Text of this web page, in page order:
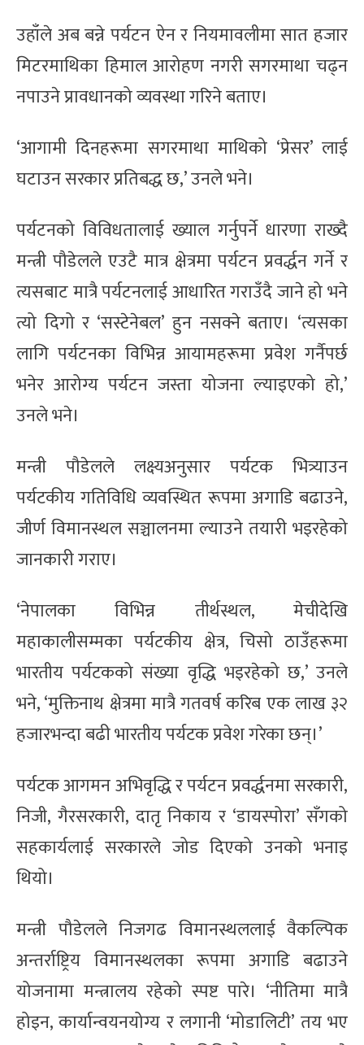
उहाँले अब बन्ने पर्यटन ऐन र नियमावलीमा सात हजार
मिटरमाथिका हिमाल आरोहण नगरी सगरमाथा चढ्न
नपाउने प्रावधानको व्यवस्था गरिने बताए।
‘आगामी दिनहरूमा सगरमाथा माथिको ‘प्रेसर’ लाई
घटाउन सरकार प्रतिबद्ध छ,’ उनले भने।
पर्यटनको विविधतालाई ख्याल गर्नुपर्ने धारणा राख्दै
मन्त्री पौडेलले एउटै मात्र क्षेत्रमा पर्यटन प्रवर्द्धन गर्ने र
त्यसबाट मात्रै पर्यटनलाई आधारित गराउँदै जाने हो भने
त्यो दिगो र ‘सस्टेनेबल’ हुन नसक्ने बताए। ‘त्यसका
लागि पर्यटनका विभिन्न आयामहरूमा प्रवेश गर्नैपर्छ
भनेर आरोग्य पर्यटन जस्ता योजना ल्याइएको हो,’
उनले भने।
मन्त्री पौडेलले लक्ष्यअनुसार पर्यटक भित्र्याउन
पर्यटकीय गतिविधि व्यवस्थित रूपमा अगाडि बढाउने,
जीर्ण विमानस्थल सञ्चालनमा ल्याउने तयारी भइरहेको
जानकारी गराए।
‘नेपालका विभिन्न तीर्थस्थल, मेचीदेखि
महाकालीसम्मका पर्यटकीय क्षेत्र, चिसो ठाउँहरूमा
भारतीय पर्यटकको संख्या वृद्धि भइरहेको छ,’ उनले
भने, ‘मुक्तिनाथ क्षेत्रमा मात्रै गतवर्ष करिब एक लाख ३२
हजारभन्दा बढी भारतीय पर्यटक प्रवेश गरेका छन्।’
पर्यटक आगमन अभिवृद्धि र पर्यटन प्रवर्द्धनमा सरकारी,
निजी, गैरसरकारी, दातृ निकाय र ‘डायस्पोरा’ सँगको
सहकार्यलाई सरकारले जोड दिएको उनको भनाइ
थियो।
मन्त्री पौडेलले निजगढ विमानस्थललाई वैकल्पिक
अन्तर्राष्ट्रिय विमानस्थलका रूपमा अगाडि बढाउने
योजनामा मन्त्रालय रहेको स्पष्ट पारे। ‘नीतिमा मात्रै
होइन, कार्यान्वयनयोग्य र लगानी ‘मोडालिटी’ तय भए